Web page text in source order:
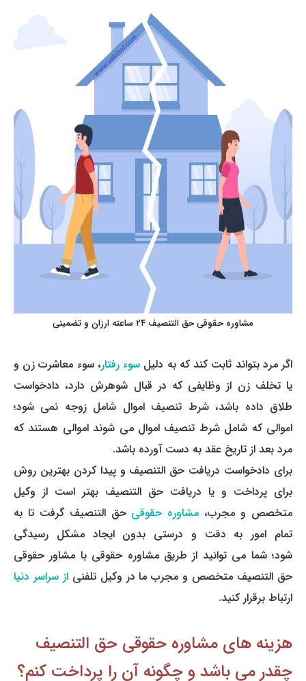
مشاوره حقوقی حق التنصیف ۲۴ ساعته ارزان و تضمینی
اگر مرد بتواند ثابت کند که به دلیل سوء رفتار، سوء معاشرت زن و
یا تخلف زن از وظایفی که در قبال شوهرش دارد، دادخواست
طلاق داده باشد، شرط تنصیف اموال شامل زوجه نمی شود؛
اموالی که شامل شرط تنصیف اموال می شوند اموالی هستند که
مرد بعد از تاریخ عقد به دست آورده باشد.
برای دادخواست دریافت حق التنصیف و پیدا کردن بهترین روش
برای پرداخت و یا دریافت حق التنصیف بهتر است از وکیل
متخصص و مجرب، مشاوره حقوقی حق التنصیف گرفت تا به
تمام امور به دقت و درستی بدون ایجاد مشکل رسیدگی
شود؛شما می توانید از طریق مشاوره حقوقی با مشاور حقوقی
حق التنصیف متخصص و مجرب ما در وکیل تلفنیاز سراسر دنیا
ارتباط برقرار کنید.
هزینه های مشاوره حقوقی حق التنصیف
چقدر می باشد و چگونه آن را پرداخت کنم؟